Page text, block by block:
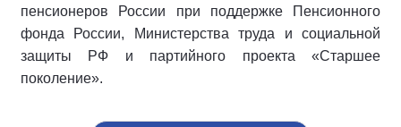
пенсионеров России при поддержке Пенсионного
фонда России, Министерства труда и социальной
защиты РФ и партийного проекта «Старшее
поколение».